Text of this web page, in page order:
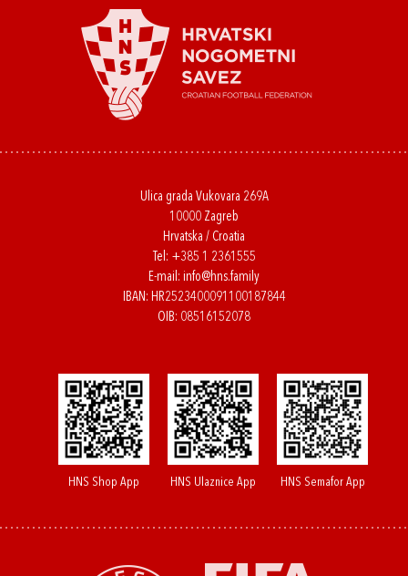
Ulica grada Vukovara 269A
10000 Zagreb
Hrvatska / Croatia
Tel: +385 1 2361555
E-mail: info@hns.family
IBAN: HR2523400091100187844
OIB: 08516152078
HNS Shop App HNS Ulaznice App HNS Semafor App